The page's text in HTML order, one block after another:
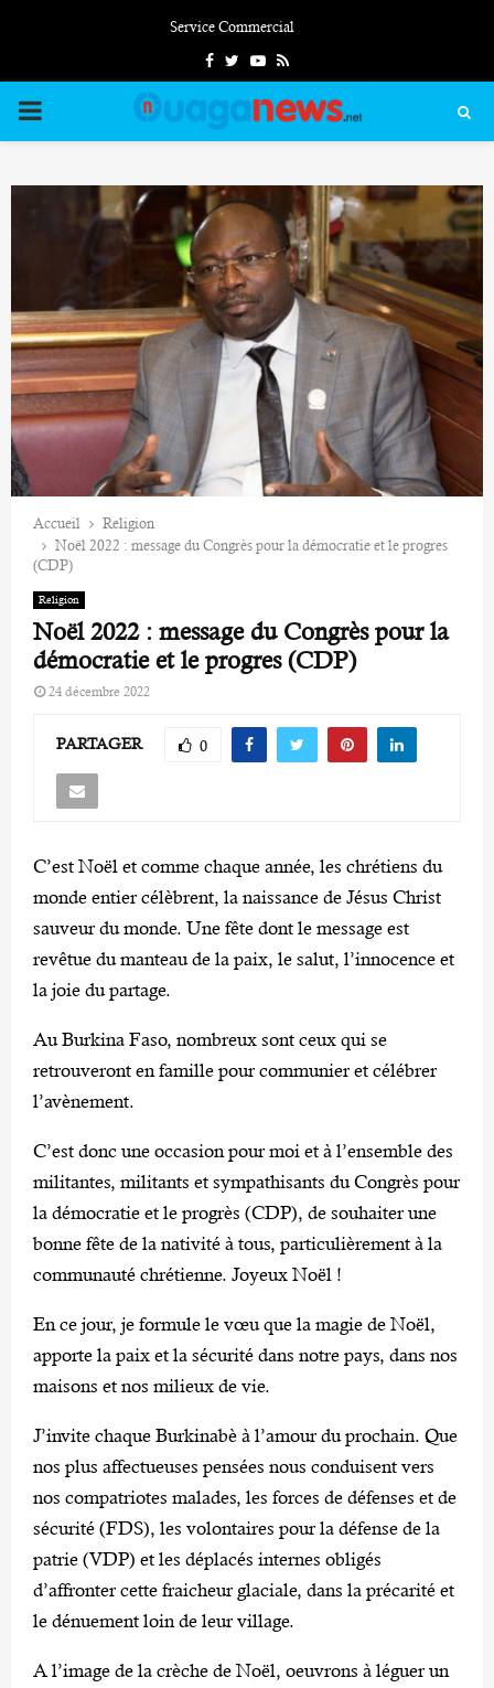
Service Commercial
FacebookTwitterYoutube
Rss
PRIMARY
Accueil
Religion
Noël 2022 : message du Congrès pour la démocratie et le progres
(CDP)
Religion
Noël 2022 : message du Congrès pour la
démocratie et le progres (CDP)
24 décembre 2022
PARTAGER 0
C’est Noël et comme chaque année, les chrétiens du
monde entier célèbrent, la naissance de Jésus Christ
sauveur du monde. Une fête dont le message est
revêtue du manteau de la paix, le salut, l’innocence et
la joie du partage.
Au Burkina Faso, nombreux sont ceux qui se
retrouveront en famille pour communier et célébrer
l’avènement.
C’est donc une occasion pour moi et à l’ensemble des
militantes, militants et sympathisants du Congrès pour
la démocratie et le progrès (CDP), de souhaiter une
bonne fête de la nativité à tous, particulièrement à la
communauté chrétienne. Joyeux Noël !
En ce jour, je formule le vœu que la magie de Noël,
apporte la paix et la sécurité dans notre pays, dans nos
maisons et nos milieux de vie.
J’invite chaque Burkinabè à l’amour du prochain. Que
nos plus affectueuses pensées nous conduisent vers
nos compatriotes malades, les forces de défenses et de
sécurité (FDS), les volontaires pour la défense de la
patrie (VDP) et les déplacés internes obligés
d’affronter cette fraicheur glaciale, dans la précarité et
le dénuement loin de leur village.
A l’image de la crèche de Noël, oeuvrons à léguer un